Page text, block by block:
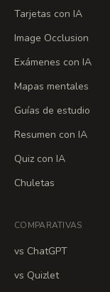
Tarjetas con IA
Image Occlusion
Exámenes con IA
Mapas mentales
Guías de estudio
Resumen con IA
Quiz con IA
Chuletas
COMPARATIVAS
vs ChatGPT
vs Quizlet